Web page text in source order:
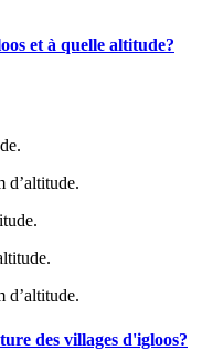
et à quelle altitude?
d’altitude.
d’altitude.
des villages d'igloos?